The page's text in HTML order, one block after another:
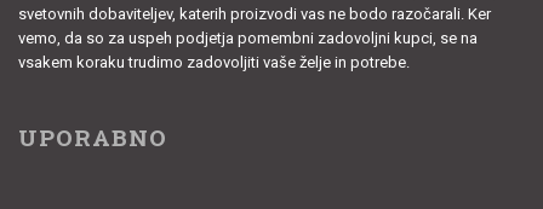
svetovnih dobaviteljev, katerih proizvodi vas ne bodo razočarali. Ker
vemo, da so za uspeh podjetja pomembni zadovoljni kupci, se na
vsakem koraku trudimo zadovoljiti vaše želje in potrebe.
UPORABNO